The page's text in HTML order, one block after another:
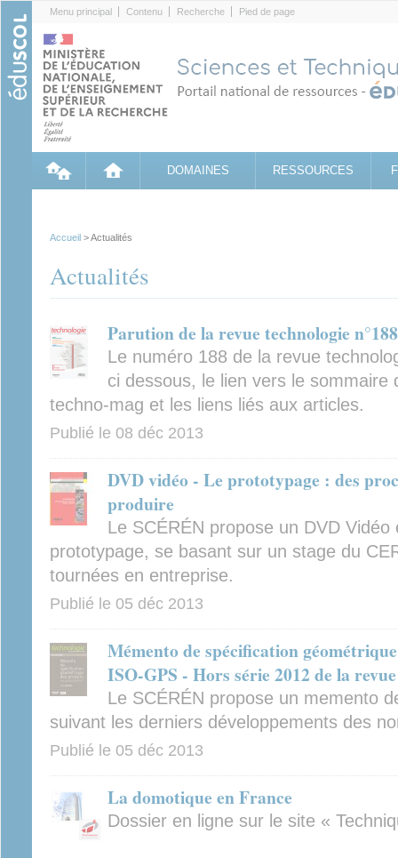
Menu principal Contenu Recherche Pied de page
DOMAINES RESSOURCES
Accueil > Actualités
Actualités
Parution de la revue technologie
Le numéro 188 de la revue
ci dessous, le lien vers le sommaire
techno-mag et les liens liés aux articles.
Publié le 08 déc 2013
DVD vidéo - Le prototypage : des
produire
Le SCÉRÉN propose un DVD
prototypage, se basant sur un stage du
tournées en entreprise.
Publié le 05 déc 2013
Mémento de spécification
ISO-GPS - Hors série 2012 de la
Le SCÉRÉN propose un memento
suivant les derniers développements des
Publié le 05 déc 2013
La domotique en France
Dossier en ligne sur le site «